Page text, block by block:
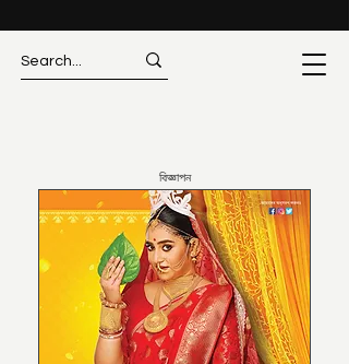
বিজ্ঞাপন